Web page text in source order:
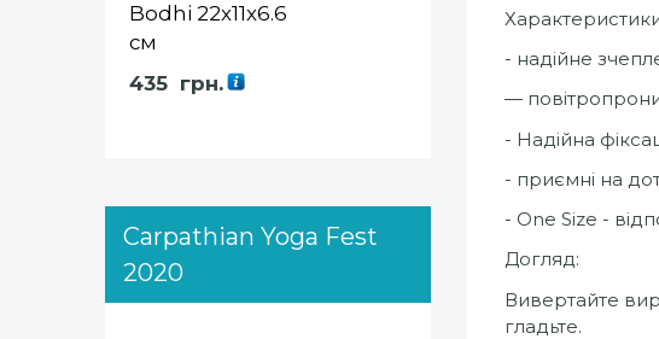
- надійне
—
- Надійна
- приємні на
- One Size -
Догляд:
Вивертайте
гладьте.
Bodhi 22x11x6.6
см
435 грн.
Carpathian Yoga Fest
2020